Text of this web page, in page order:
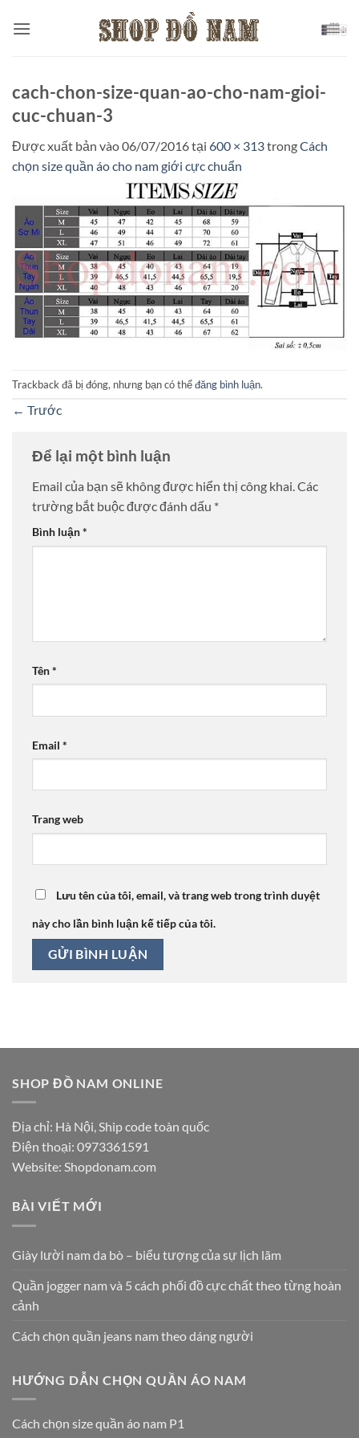
qua
cach-chon-size-quan-ao-cho-nam-gioi-
cuc-chuan-3
Được xuất bản vào06/07/2016tại 600 × 313trongCách
chọn size quần áo cho nam giới cực chuẩn
Trackback đã bị đóng, nhưng bạn có thểđăng bình luận.
← Trước
Để lại một bình luận
Email của bạn sẽ không được hiển thị công khai.Các
trường bắt buộc được đánh dấu *
Bình luận*
Tên*
Email *
Trang web
Lưu tên của tôi, email, và trang web trong trình duyệt
này cho lần bình luận kế tiếp của tôi.
SHOP ĐỒ NAM ONLINE
Địa chỉ: Hà Nội, Ship code toàn quốc
Điện thoại: 0973361591
Website: Shopdonam.com
BÀI VIẾT MỚI
Giày lười nam da bò – biểu tượng của sự lịch lãm
Quần jogger nam và 5 cách phối đồ cực chất theo từng hoàn
cảnh
Cách chọn quần jeans nam theo dáng người
HƯỚNG DẪN CHỌN QUẦN ÁO NAM
Cách chọn size quần áo nam P1